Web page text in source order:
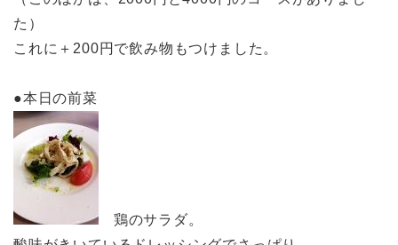
た）
これに＋200円で飲み物もつけました。
●本日の前菜
鶏のサラダ。